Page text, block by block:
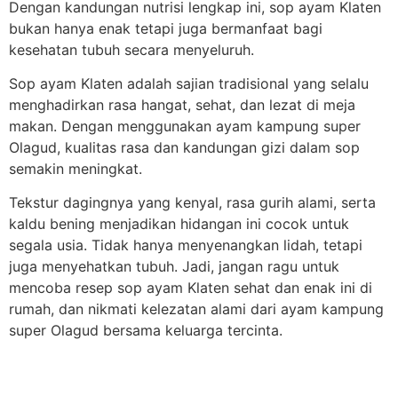
Dengan kandungan nutrisi lengkap ini, sop ayam Klaten
bukan hanya enak tetapi juga bermanfaat bagi
kesehatan tubuh secara menyeluruh.
Sop ayam Klaten adalah sajian tradisional yang selalu
menghadirkan rasa hangat, sehat, dan lezat di meja
makan. Dengan menggunakan ayam kampung super
Olagud, kualitas rasa dan kandungan gizi dalam sop
semakin meningkat.
Tekstur dagingnya yang kenyal, rasa gurih alami, serta
kaldu bening menjadikan hidangan ini cocok untuk
segala usia. Tidak hanya menyenangkan lidah, tetapi
juga menyehatkan tubuh. Jadi, jangan ragu untuk
mencoba resep sop ayam Klaten sehat dan enak ini di
rumah, dan nikmati kelezatan alami dari ayam kampung
super Olagud bersama keluarga tercinta.